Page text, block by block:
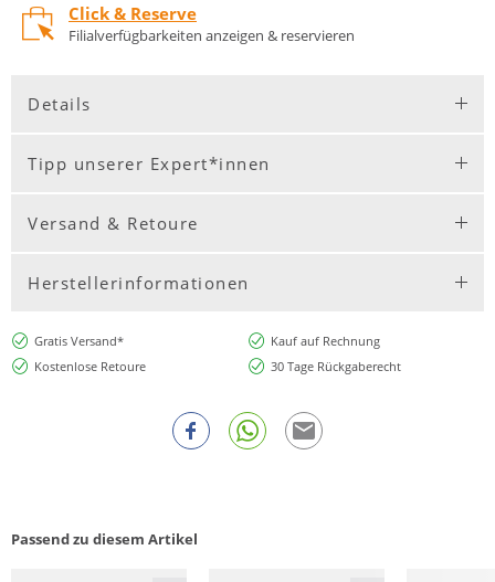
Click & Reserve
Filialverfügbarkeiten anzeigen & reservieren
Details
Tipp unserer Expert*innen
Versand & Retoure
Herstellerinformationen
Gratis Versand*
Kauf auf Rechnung
Kostenlose Retoure
30 Tage Rückgaberecht
Passend zu diesem Artikel